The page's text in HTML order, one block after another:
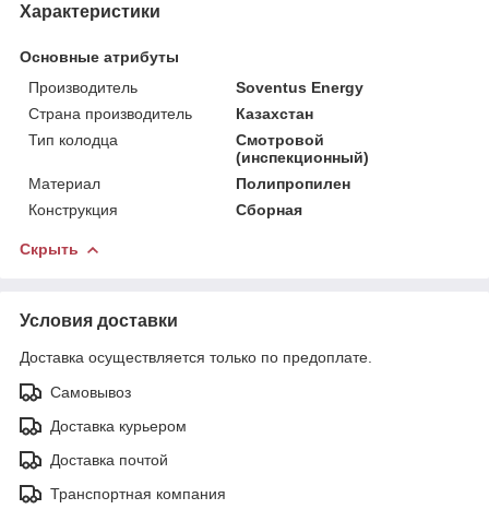
Характеристики
Основные атрибуты
Производитель
Soventus Energy
Страна производитель
Казахстан
Тип колодца
Смотровой
(инспекционный)
Материал
Полипропилен
Конструкция
Сборная
Скрыть
Условия доставки
Доставка осуществляется только по предоплате.
Самовывоз
Доставка курьером
Доставка почтой
Транспортная компания